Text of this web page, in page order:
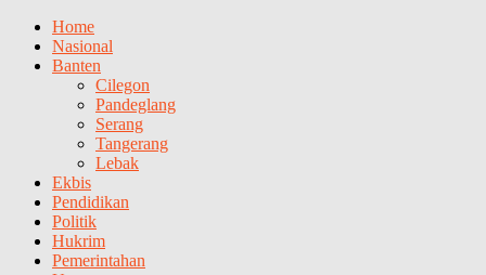
Home
Nasional
Banten
Cilegon
Pandeglang
Serang
Tangerang
Lebak
Ekbis
Pendidikan
Politik
Hukrim
Pemerintahan